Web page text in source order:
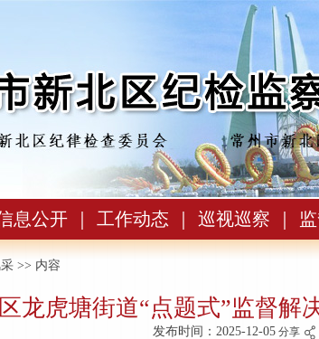
息公开 工作动态 巡视巡察
>> 内容
龙虎塘街道“点题式”监督解
发布时间：2025-12-05 分享